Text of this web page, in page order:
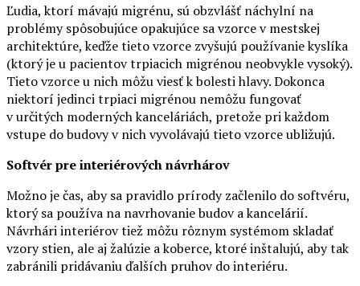
Ľudia, ktorí mávajú migrénu, sú obzvlášť náchylní na
problémy spôsobujúce opakujúce sa vzorce v mestskej
architektúre, keďže tieto vzorce zvyšujú používanie kyslíka
(ktorý je u pacientov trpiacich migrénou neobvykle vysoký).
Tieto vzorce u nich môžu viesť k bolesti hlavy. Dokonca
niektorí jedinci trpiaci migrénou nemôžu fungovať
v určitých moderných kanceláriách, pretože pri každom
vstupe do budovy v nich vyvolávajú tieto vzorce ubližujú.
Softvér pre interiérových návrhárov
Možno je čas, aby sa pravidlo prírody začlenilo do softvéru,
ktorý sa používa na navrhovanie budov a kancelárií.
Návrhári interiérov tiež môžu rôznym systémom skladať
vzory stien, ale aj žalúzie a koberce, ktoré inštalujú, aby tak
zabránili pridávaniu ďalších pruhov do interiéru.